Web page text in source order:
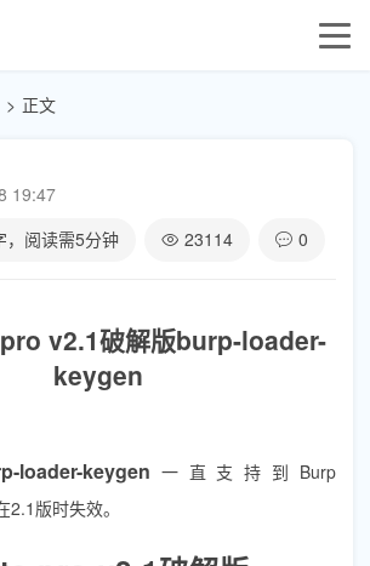
正文
19:47
，阅读需5分钟 23114 0
v2.1破解版burp-loader-
keygen
loader-keygen 一直支持到Burp
版时失效。